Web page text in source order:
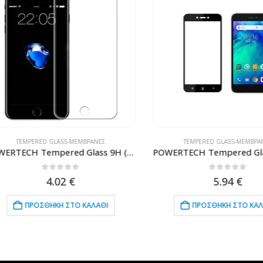
TEMPERED GLASS-ΜΕΜΒΡΆΝΕΣ
POWERTECH Tempered Glass 9H (0.33MM) TGC-0055, για iPhone 8
4.02€
ΠΡΟΣΘΉΚΗ ΣΤΟ ΚΑΛΆΘΙ
TEMPERED GLASS-ΜΕΜΒΡΆΝΕΣ
5.94€
ΠΡΟΣΘΉΚΗ ΣΤΟ ΚΑΛΆΘΙ